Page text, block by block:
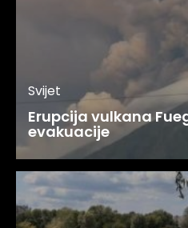
Svijet
Erupcija vulkana
evakuacije